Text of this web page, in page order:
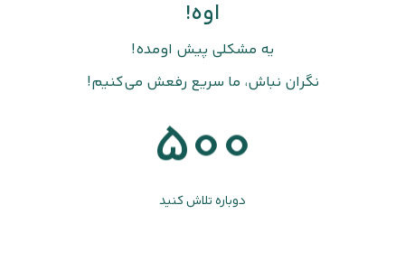
اوه!
یه مشکلی پیش اومده!
نگران نباش، ما سریع رفعش می‌کنیم!
500
دوباره تلاش کنید